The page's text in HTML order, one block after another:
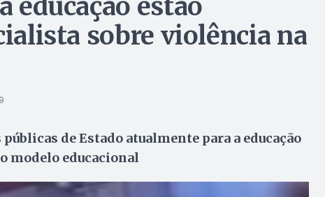
educação estão
sobre violência na
de Estado atualmente para a educação
modelo educacional